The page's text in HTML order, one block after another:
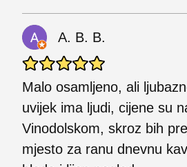
A. B. B.
Malo osamljeno, ali
uvijek ima ljudi, cijene su
Vinodolskom, skroz bih
mjesto za ranu dnevnu